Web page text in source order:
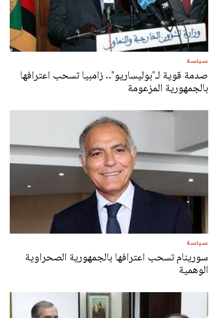
سياسة
صدمة قوية لـ"بوليساريو".. زامبيا تسحب اعترافها
بالجمهورية المزعومة
سياسة
سورينام تسحب اعترافها بالجمهورية الصحراوية
الوهمية